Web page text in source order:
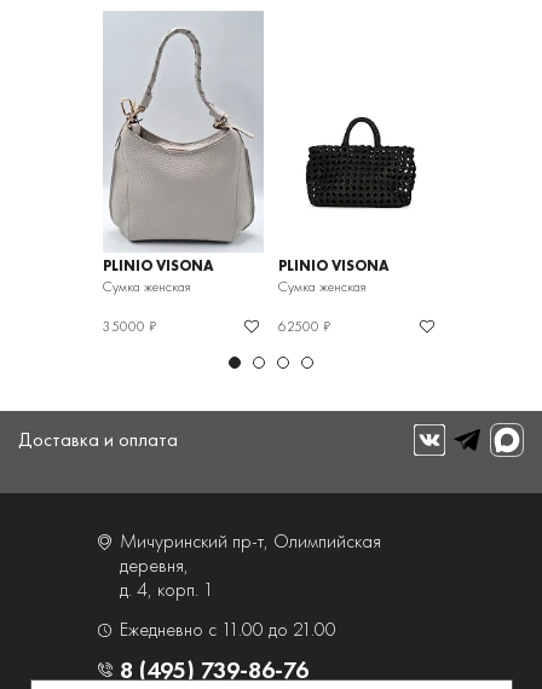
PLINIO VISONA
Сумка женская
35000 ₽
PLINIO VISONA
Сумка женская
62500 ₽
Доставка и оплата
Мичуринский пр-т, Олимпийская
деревня,
д. 4, корп. 1
Ежедневно с 11.00 до 21.00
8 (495) 739-86-76